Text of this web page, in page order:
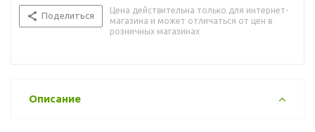
Поделиться
Цена действительна только для интернет-
магазина и может отличаться от цен в
розничных магазинах
Описание